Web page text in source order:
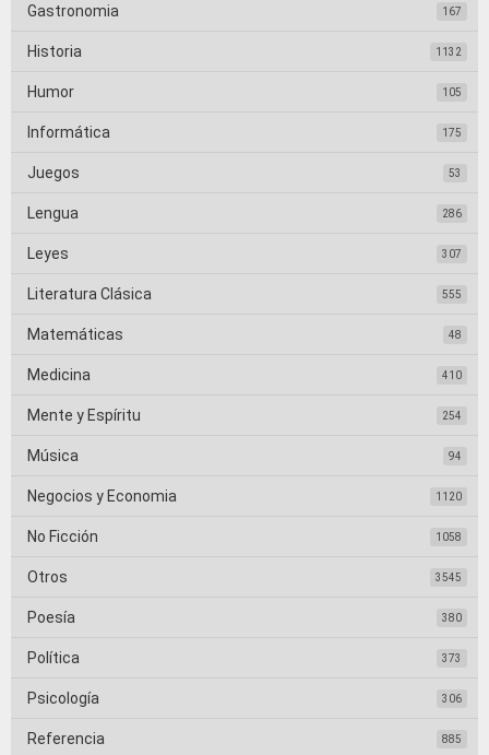
Gastronomia 167
Historia 1132
Humor 105
Informática 175
Juegos 53
Lengua 286
Leyes 307
Literatura Clásica 555
Matemáticas 48
Medicina 410
Mente y Espíritu 254
Música 94
Negocios y Economia 1120
No Ficción 1058
Otros 3545
Poesía 380
Política 373
Psicología 306
Referencia 885